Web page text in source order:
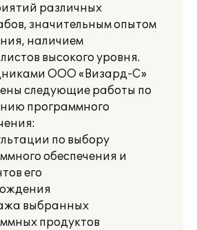
различных
значительным опытом
наличием
высокого уровня.
ООО «Визард-С»
следующие работы по
программного
по выбору
обеспечения и
его
выбранных
продуктов